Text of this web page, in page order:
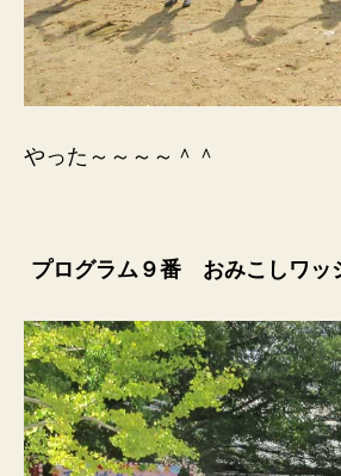
やった～～～～＾＾
プログラム９番 おみこしワッ